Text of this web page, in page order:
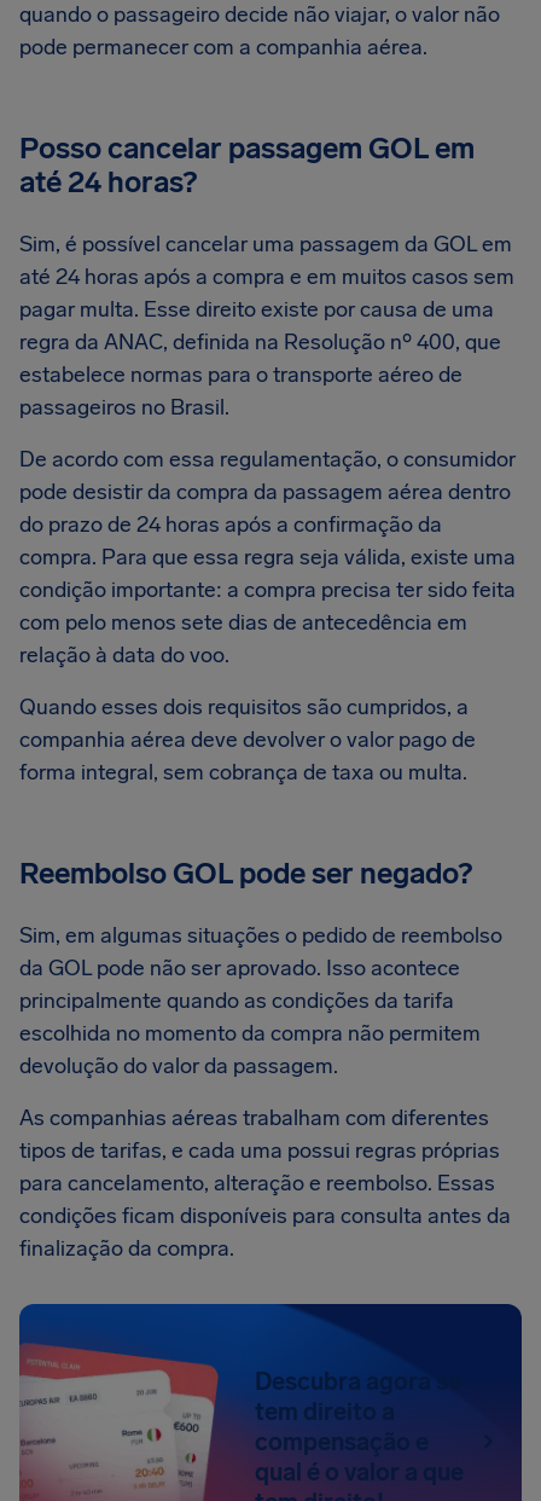
quando o passageiro decide não viajar, o valor não
pode permanecer com a companhia aérea.
Posso cancelar passagem GOL em
até 24 horas?
Sim, é possível cancelar uma passagem da GOL em
até 24 horas após a compra e em muitos casos sem
pagar multa. Esse direito existe por causa de uma
regra da ANAC, definida na Resolução nº 400, que
estabelece normas para o transporte aéreo de
passageiros no Brasil.
De acordo com essa regulamentação, o consumidor
pode desistir da compra da passagem aérea dentro
do prazo de 24 horas após a confirmação da
compra. Para que essa regra seja válida, existe uma
condição importante: a compra precisa ter sido feita
com pelo menos sete dias de antecedência em
relação à data do voo.
Quando esses dois requisitos são cumpridos, a
companhia aérea deve devolver o valor pago de
forma integral, sem cobrança de taxa ou multa.
Reembolso GOL pode ser negado?
Sim, em algumas situações o pedido de reembolso
da GOL pode não ser aprovado. Isso acontece
principalmente quando as condições da tarifa
escolhida no momento da compra não permitem
devolução do valor da passagem.
As companhias aéreas trabalham com diferentes
tipos de tarifas, e cada uma possui regras próprias
para cancelamento, alteração e reembolso. Essas
condições ficam disponíveis para consulta antes da
finalização da compra.
Descubra agora se
tem direito a
compensação e
qual é o valor a que